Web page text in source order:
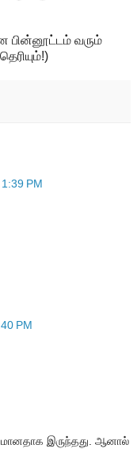
பின்னூட்டம் வரும்
PM
PM
இருந்தது. ஆனால்